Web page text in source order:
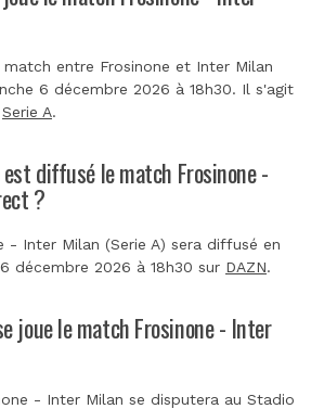
entre Frosinone et Inter Milan
6 décembre 2026 à 18h30. Il s'agit
Serie A.
diffusé le match Frosinone -
?
- Inter Milan (Serie A) sera diffusé en
décembre 2026 à 18h30 sur DAZN.
joue le match Frosinone - Inter
- Inter Milan se disputera au Stadio